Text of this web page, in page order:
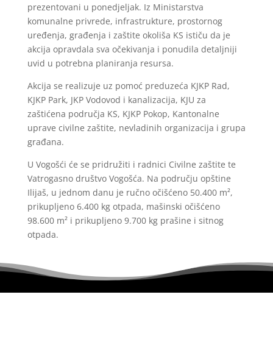
prezentovani u ponedjeljak. Iz Ministarstva
komunalne privrede, infrastrukture, prostornog
uređenja, građenja i zaštite okoliša KS ističu da je
akcija opravdala sva očekivanja i ponudila detaljniji
uvid u potrebna planiranja resursa.
Akcija se realizuje uz pomoć preduzeća KJKP Rad,
KJKP Park, JKP Vodovod i kanalizacija, KJU za
zaštićena područja KS, KJKP Pokop, Kantonalne
uprave civilne zaštite, nevladinih organizacija i grupa
građana.
U Vogošći će se pridružiti i radnici Civilne zaštite te
Vatrogasno društvo Vogošća. Na području opštine
Ilijaš, u jednom danu je ručno očišćeno 50.400 m²,
prikupljeno 6.400 kg otpada, mašinski očišćeno
98.600 m² i prikupljeno 9.700 kg prašine i sitnog
otpada.